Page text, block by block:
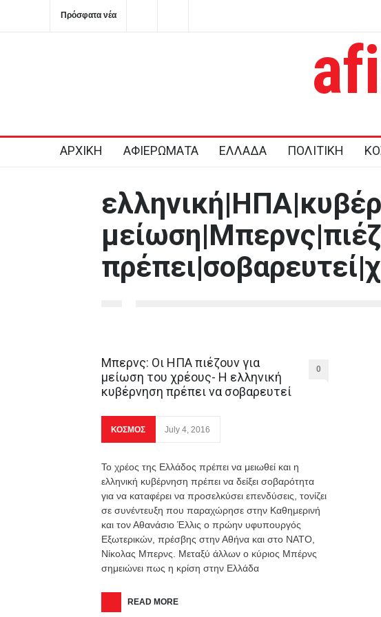
Πρόσφατα νέα
Η μνήμη της Χιροσίμα και του
για πυρηνικές αυταπάτες
ΑΡΧΙΚΗ ΑΦΙΕΡΩΜΑΤΑ ΕΛΛΑΔΑ ΠΟΛΙΤΙΚΗ
Μπερνς: Οι ΗΠΑ πιέζουν για
μείωση του χρέους- Η ελληνική
κυβέρνηση πρέπει να σοβαρευτεί
0
ΚΟΣΜΟΣ July 4, 2016
Το χρέος της Ελλάδος πρέπει να μειωθεί και η
ελληνική κυβέρνηση πρέπει να δείξει σοβαρότητα
για να καταφέρει να προσελκύσει επενδύσεις, τονίζει
σε συνέντευξη που παραχώρησε στην Καθημερινή
και τον Αθανάσιο Έλλις ο πρώην υφυπουργός
Εξωτερικών, πρέσβης στην Αθήνα και στο ΝΑΤΟ,
Νίκολας Μπερνς. Μεταξύ άλλων ο κύριος Μπέρνς
σημειώνει πως η κρίση στην Ελλάδα
READ MORE